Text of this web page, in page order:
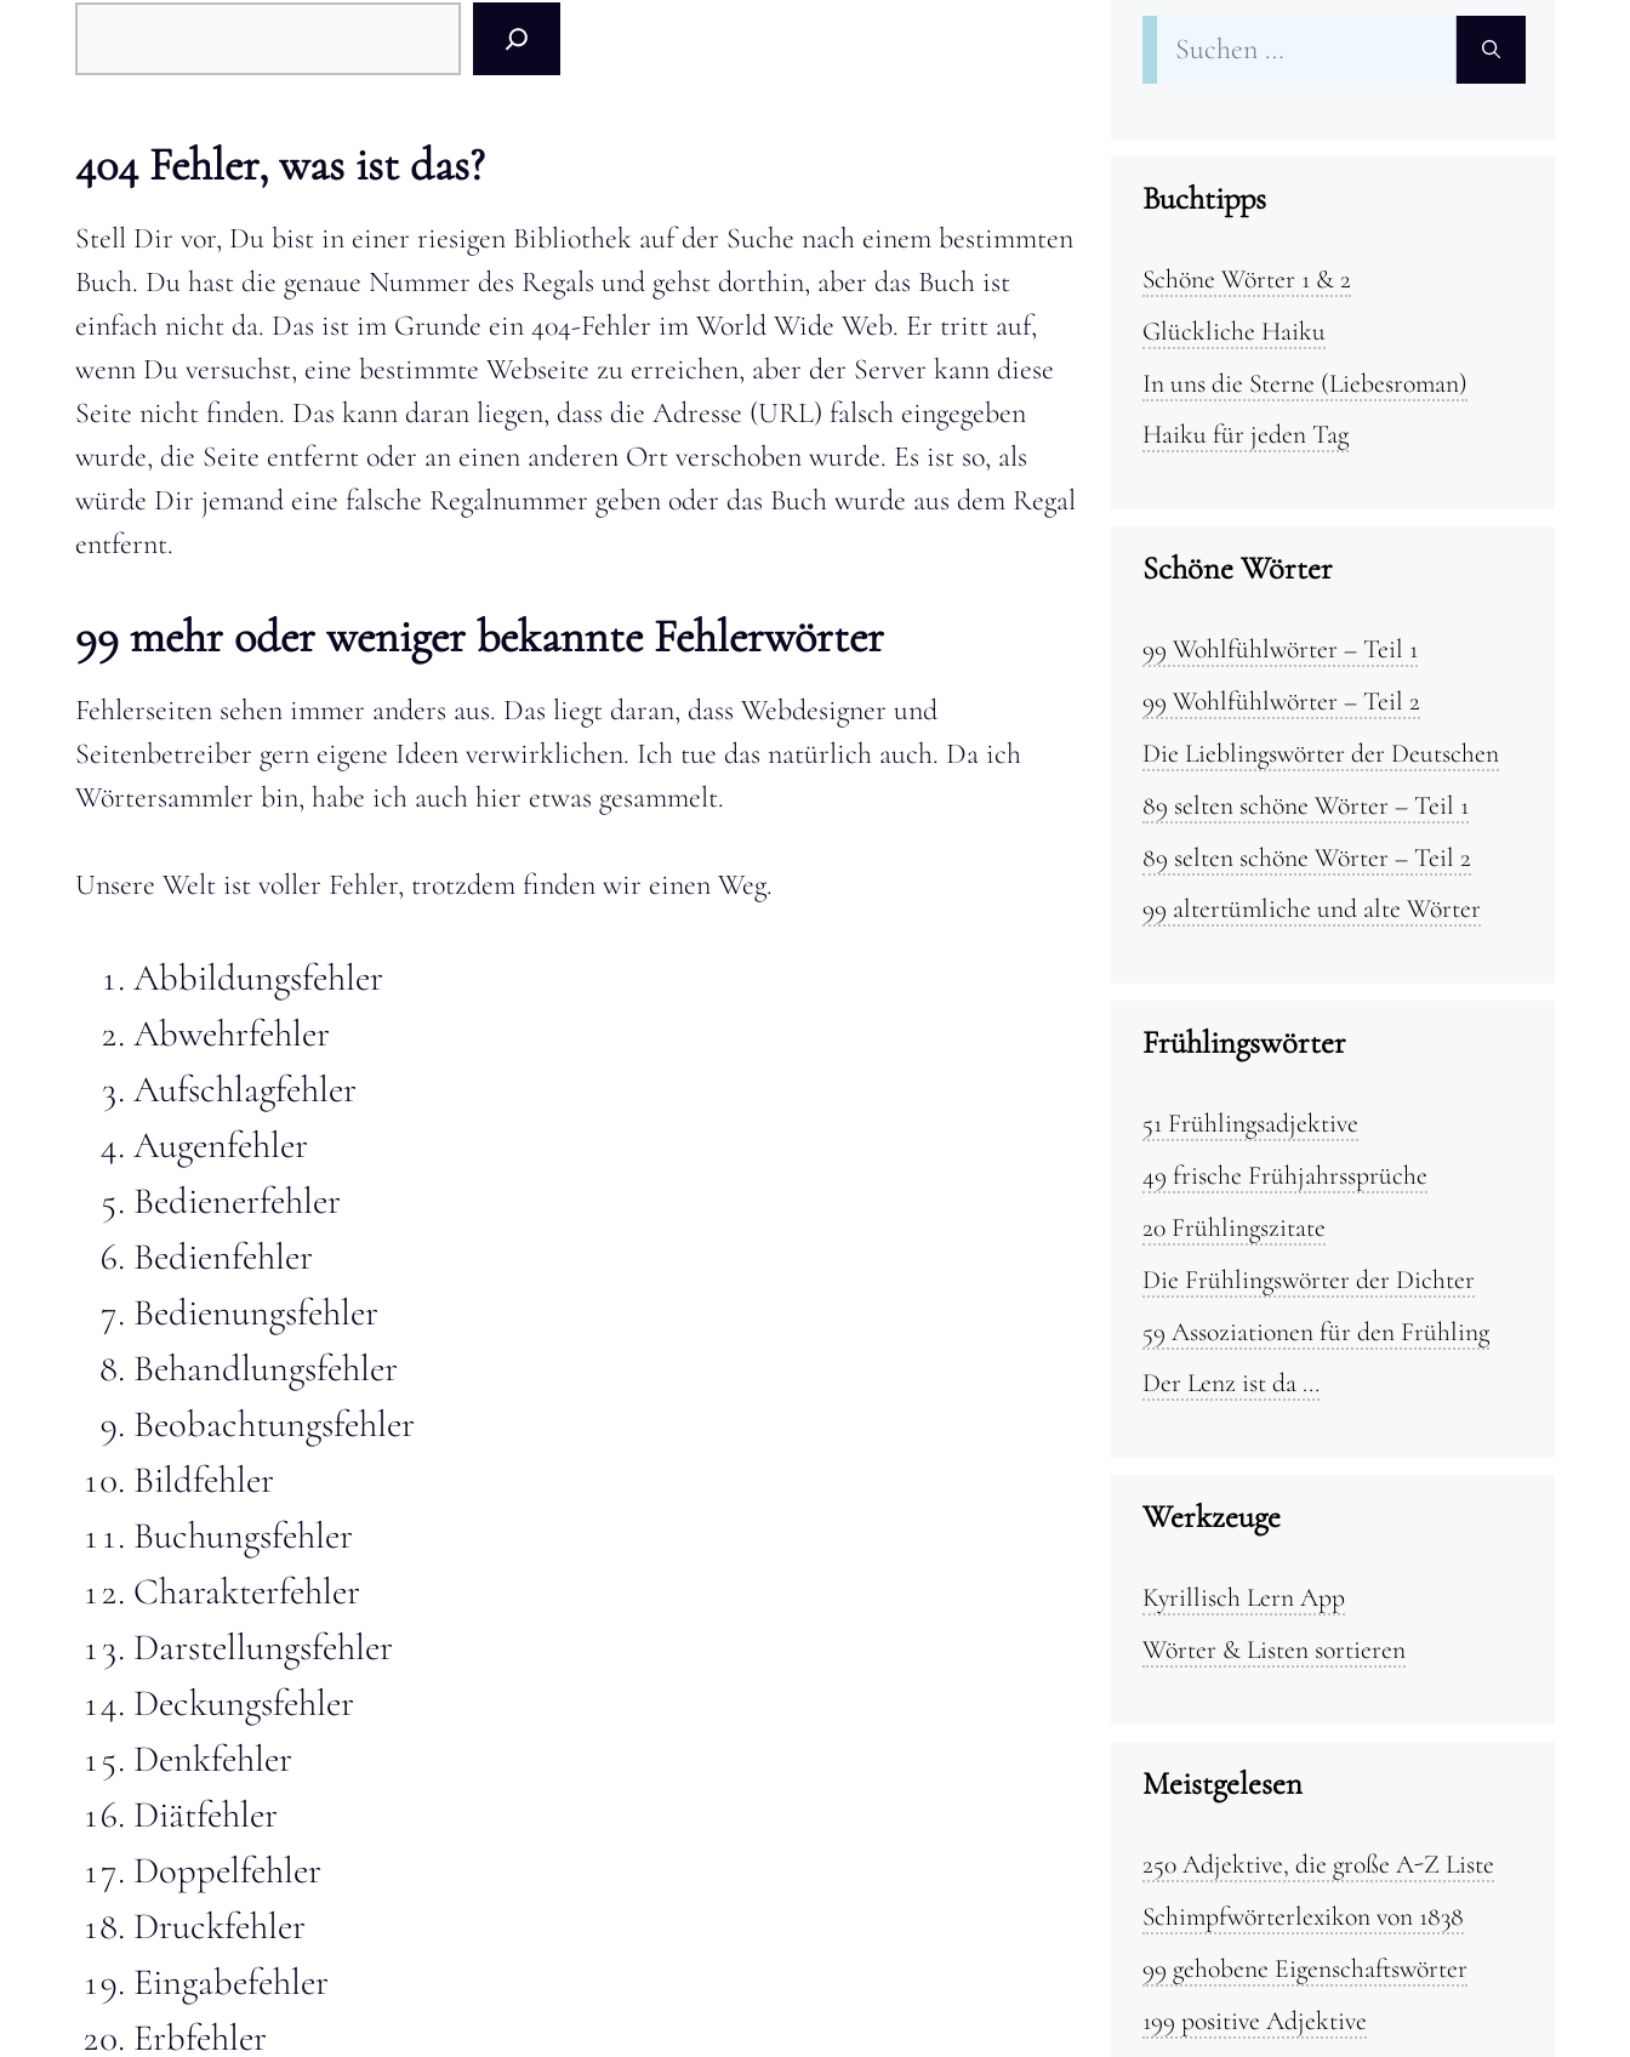
404 Fehler, was ist das?
Stell Dir vor, Du bist in einer riesigen Bibliothek auf der Suche nach einem bestimmten
Buch. Du hast die genaue Nummer des Regals und gehst dorthin, aber das Buch ist
einfach nicht da. Das ist im Grunde ein 404-Fehler im World Wide Web. Er tritt auf,
wenn Du versuchst, eine bestimmte Webseite zu erreichen, aber der Server kann diese
Seite nicht finden. Das kann daran liegen, dass die Adresse (URL) falsch eingegeben
wurde, die Seite entfernt oder an einen anderen Ort verschoben wurde. Es ist so, als
würde Dir jemand eine falsche Regalnummer geben oder das Buch wurde aus dem Regal
entfernt.
99 mehr oder weniger bekannte Fehlerwörter
Fehlerseiten sehen immer anders aus. Das liegt daran, dass Webdesigner und
Seitenbetreiber gern eigene Ideen verwirklichen. Ich tue das natürlich auch. Da ich
Wörtersammler bin, habe ich auch hier etwas gesammelt.
Unsere Welt ist voller Fehler, trotzdem finden wir einen Weg.
Abbildungsfehler
Abwehrfehler
Aufschlagfehler
Augenfehler
Bedienerfehler
Bedienfehler
Bedienungsfehler
Behandlungsfehler
Beobachtungsfehler
Bildfehler
Buchungsfehler
Charakterfehler
Darstellungsfehler
Deckungsfehler
Denkfehler
Diätfehler
Doppelfehler
Druckfehler
Eingabefehler
Erbfehler
Suchen
nach:
Buchtipps
Schöne Wörter 1 & 2
Glückliche Haiku
In uns die Sterne (Liebesroman)
Haiku für jeden Tag
Schöne Wörter
99 Wohlfühlwörter – Teil 1
99 Wohlfühlwörter – Teil 2
Die Lieblingswörter der Deutschen
89 selten schöne Wörter – Teil 1
89 selten schöne Wörter – Teil 2
99 altertümliche und alte Wörter
Frühlingswörter
51 Frühlingsadjektive
49 frische Frühjahrssprüche
20 Frühlingszitate
Die Frühlingswörter der Dichter
59 Assoziationen für den Frühling
Der Lenz ist da …
Werkzeuge
Kyrillisch Lern App
Wörter & Listen sortieren
Meistgelesen
250 Adjektive, die große A-Z Liste
Schimpfwörterlexikon von 1838
99 gehobene Eigenschaftswörter
199 positive Adjektive